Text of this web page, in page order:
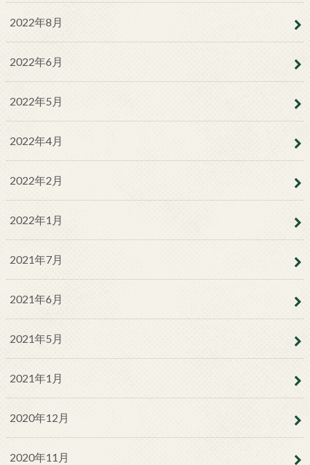
2022年8月
2022年6月
2022年5月
2022年4月
2022年2月
2022年1月
2021年7月
2021年6月
2021年5月
2021年1月
2020年12月
2020年11月